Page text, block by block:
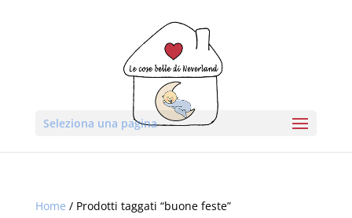
Seleziona una pagina
Home / Prodotti taggati “buone feste”